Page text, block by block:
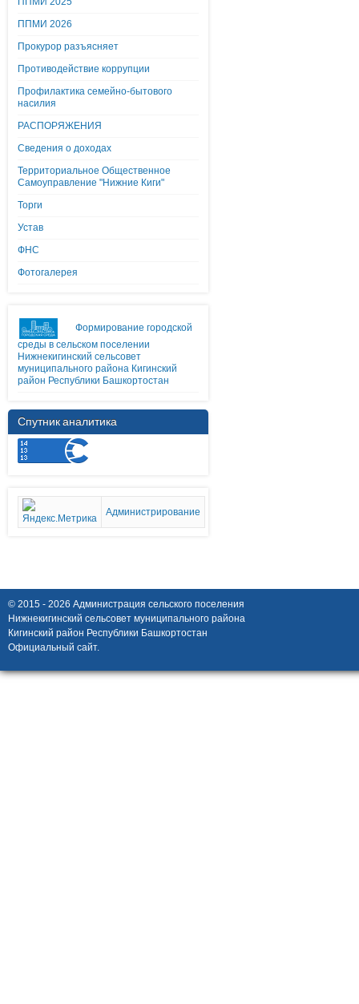
ППМИ 2026
Прокурор разъясняет
Противодействие коррупции
Профилактика семейно-бытового
насилия
РАСПОРЯЖЕНИЯ
Сведения о доходах
Территориальное Общественное
Самоуправление "Нижние Киги"
Торги
Устав
ФНС
Фотогалерея
Формирование городской
среды в сельском поселении
Нижнекигинский сельсовет
муниципального района Кигинский
район Республики Башкортостан
Спутник аналитика
Администрирование
© 2015 - 2026 Администрация сельского поселения
Нижнекигинский сельсовет муниципального района
Кигинский район Республики Башкортостан
Официальный сайт.